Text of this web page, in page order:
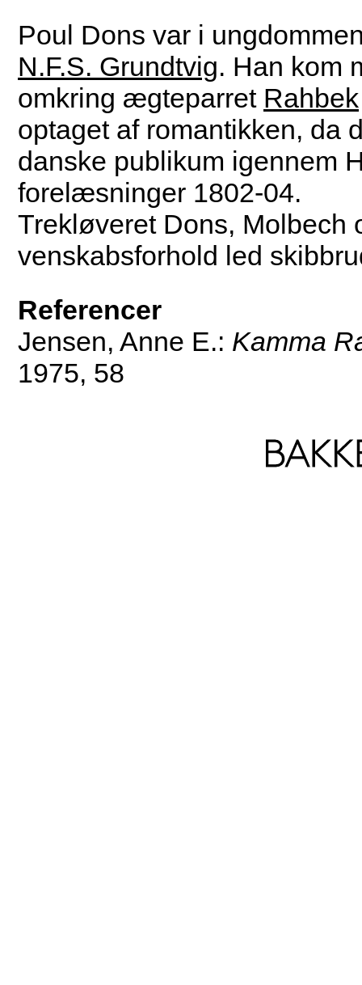
Poul Dons var i
N.F.S. Grundtvig. Han kom
omkring ægteparret Rahbek
optaget af romantikken, da
danske publikum igennem
forelæsninger 1802-04.
Trekløveret Dons, Molbech
venskabsforhold led
Referencer
Jensen, Anne E.: Kamma
1975, 58